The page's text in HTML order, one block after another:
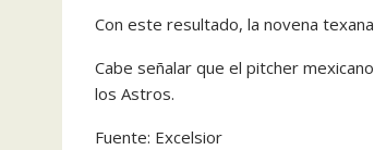
Con este resultado, la novena
Cabe señalar que el pitcher
los Astros.
Fuente: Excelsior